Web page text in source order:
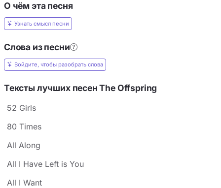
О чём эта песня
Узнать смысл песни
Слова из песни
Войдите, чтобы разобрать слова
Тексты лучших песен The Offspring
52 Girls
80 Times
All Along
All I Have Left is You
All I Want